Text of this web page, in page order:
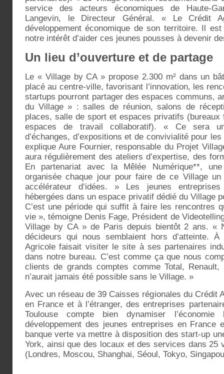
service des acteurs économiques de Haute-
Langevin, le Directeur Général. « Le Crédit
développement économique de son territoire. Il
notre intérêt d’aider ces jeunes pousses à devenir
Un lieu d’ouverture et de partage
Le « Village by CA » propose 2.300 m² dans un
placé au centre-ville, favorisant l’innovation, les
startups pourront partager des espaces communs,
du Village » : salles de réunion, salons de
places, salle de sport et espaces privatifs (bureaux
espaces de travail collaboratif). « Ce sera
d’échanges, d’expositions et de convivialité pour
explique Aure Fournier, responsable du Projet
aura régulièrement des ateliers d’expertise, des
En partenariat avec la Mêlée Numérique**,
organisée chaque jour pour faire de ce Village un
accélérateur d’idées. » Les jeunes
hébergées dans un espace privatif dédié du Village
C’est une période qui suffit à faire les rencontres
vie », témoigne Denis Fage, Président de
Village by CA » de Paris depuis bientôt 2 ans. «
décideurs qui nous semblaient hors d’atteinte.
Agricole faisait visiter le site à ses partenaires
dans notre bureau. C’est comme ça que nous
clients de grands comptes comme Total,
n’aurait jamais été possible sans le Village. »
Avec un réseau de 39 Caisses régionales du Crédit
en France et à l’étranger, des entreprises
Toulouse compte bien dynamiser
développement des jeunes entreprises en France
banque verte va mettre à disposition des start-up
York, ainsi que des locaux et des services dans 25
(Londres, Moscou, Shanghai, Séoul, Tokyo,